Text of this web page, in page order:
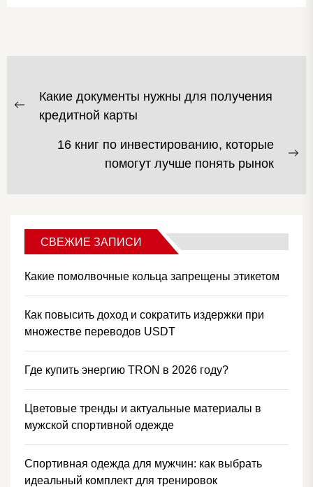
НАВИГАЦИЯ
ПО
Предыдущая
Какие документы нужны для получения
кредитной карты
16 книг по инвестированию, которые
помогут лучше понять рынок
СВЕЖИЕ ЗАПИСИ
Какие помолвочные кольца запрещены этикетом
Как повысить доход и сократить издержки при
множестве переводов USDT
Где купить энергию TRON в 2026 году?
Цветовые тренды и актуальные материалы в
мужской спортивной одежде
Спортивная одежда для мужчин: как выбрать
идеальный комплект для тренировок